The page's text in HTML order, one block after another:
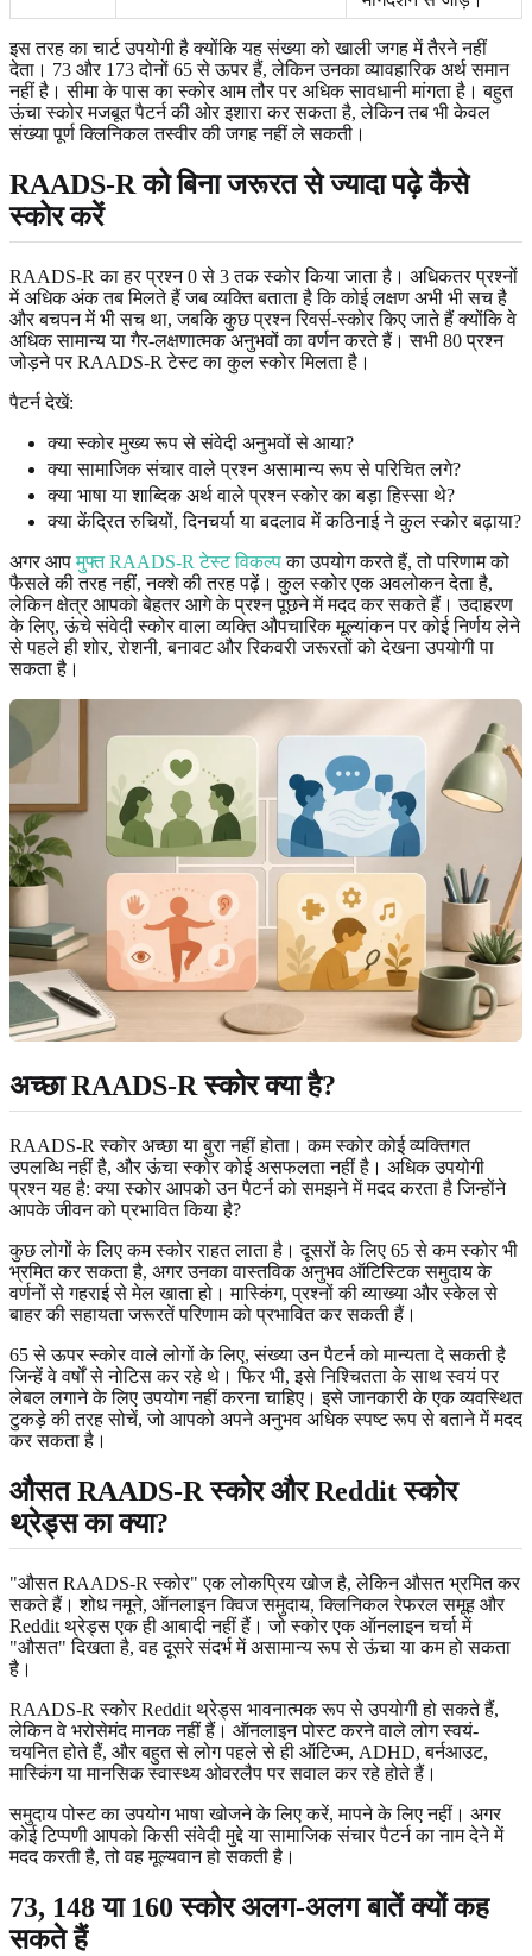
इस तरह का चार्ट उपयोगी है क्योंकि यह संख्या को खाली जगह में तैरने नहीं
देता। 73 और 173 दोनों 65 से ऊपर हैं, लेकिन उनका व्यावहारिक अर्थ समान
नहीं है। सीमा के पास का स्कोर आम तौर पर अधिक सावधानी मांगता है। बहुत
ऊंचा स्कोर मजबूत पैटर्न की ओर इशारा कर सकता है, लेकिन तब भी केवल
संख्या पूर्ण क्लिनिकल तस्वीर की जगह नहीं ले सकती।
RAADS-R को बिना जरूरत से ज्यादा पढ़े कैसे
स्कोर करें
RAADS-R का हर प्रश्न 0 से 3 तक स्कोर किया जाता है। अधिकतर प्रश्नों
में अधिक अंक तब मिलते हैं जब व्यक्ति बताता है कि कोई लक्षण अभी भी सच है
और बचपन में भी सच था, जबकि कुछ प्रश्न रिवर्स-स्कोर किए जाते हैं क्योंकि वे
अधिक सामान्य या गैर-लक्षणात्मक अनुभवों का वर्णन करते हैं। सभी 80 प्रश्न
जोड़ने पर RAADS-R टेस्ट का कुल स्कोर मिलता है।
पैटर्न देखें:
क्या स्कोर मुख्य रूप से संवेदी अनुभवों से आया?
क्या सामाजिक संचार वाले प्रश्न असामान्य रूप से परिचित लगे?
क्या भाषा या शाब्दिक अर्थ वाले प्रश्न स्कोर का बड़ा हिस्सा थे?
क्या केंद्रित रुचियों, दिनचर्या या बदलाव में कठिनाई ने कुल स्कोर बढ़ाया?
अगर आपमुफ्त RAADS-R टेस्ट विकल्पका उपयोग करते हैं, तो परिणाम को
फैसले की तरह नहीं, नक्शे की तरह पढ़ें। कुल स्कोर एक अवलोकन देता है,
लेकिन क्षेत्र आपको बेहतर आगे के प्रश्न पूछने में मदद कर सकते हैं। उदाहरण
के लिए, ऊंचे संवेदी स्कोर वाला व्यक्ति औपचारिक मूल्यांकन पर कोई निर्णय लेने
से पहले ही शोर, रोशनी, बनावट और रिकवरी जरूरतों को देखना उपयोगी पा
सकता है।
अच्छा RAADS-R स्कोर क्या है?
RAADS-R स्कोर अच्छा या बुरा नहीं होता। कम स्कोर कोई व्यक्तिगत
उपलब्धि नहीं है, और ऊंचा स्कोर कोई असफलता नहीं है। अधिक उपयोगी
प्रश्न यह है: क्या स्कोर आपको उन पैटर्न को समझने में मदद करता है जिन्होंने
आपके जीवन को प्रभावित किया है?
कुछ लोगों के लिए कम स्कोर राहत लाता है। दूसरों के लिए 65 से कम स्कोर भी
भ्रमित कर सकता है, अगर उनका वास्तविक अनुभव ऑटिस्टिक समुदाय के
वर्णनों से गहराई से मेल खाता हो। मास्किंग, प्रश्नों की व्याख्या और स्केल से
बाहर की सहायता जरूरतें परिणाम को प्रभावित कर सकती हैं।
65 से ऊपर स्कोर वाले लोगों के लिए, संख्या उन पैटर्न को मान्यता दे सकती है
जिन्हें वे वर्षों से नोटिस कर रहे थे। फिर भी, इसे निश्चितता के साथ स्वयं पर
लेबल लगाने के लिए उपयोग नहीं करना चाहिए। इसे जानकारी के एक व्यवस्थित
टुकड़े की तरह सोचें, जो आपको अपने अनुभव अधिक स्पष्ट रूप से बताने में मदद
कर सकता है।
औसत RAADS-R स्कोर और Reddit स्कोर
थ्रेड्स का क्या?
"औसत RAADS-R स्कोर" एक लोकप्रिय खोज है, लेकिन औसत भ्रमित कर
सकते हैं। शोध नमूने, ऑनलाइन क्विज समुदाय, क्लिनिकल रेफरल समूह और
Reddit थ्रेड्स एक ही आबादी नहीं हैं। जो स्कोर एक ऑनलाइन चर्चा में
"औसत" दिखता है, वह दूसरे संदर्भ में असामान्य रूप से ऊंचा या कम हो सकता
है।
RAADS-R स्कोर Reddit थ्रेड्स भावनात्मक रूप से उपयोगी हो सकते हैं,
लेकिन वे भरोसेमंद मानक नहीं हैं। ऑनलाइन पोस्ट करने वाले लोग स्वयं-
चयनित होते हैं, और बहुत से लोग पहले से ही ऑटिज्म, ADHD, बर्नआउट,
मास्किंग या मानसिक स्वास्थ्य ओवरलैप पर सवाल कर रहे होते हैं।
समुदाय पोस्ट का उपयोग भाषा खोजने के लिए करें, मापने के लिए नहीं। अगर
कोई टिप्पणी आपको किसी संवेदी मुद्दे या सामाजिक संचार पैटर्न का नाम देने में
मदद करती है, तो वह मूल्यवान हो सकती है।
73, 148 या 160 स्कोर अलग-अलग बातें क्यों कह
सकते हैं